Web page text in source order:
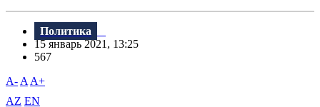
Политика
15 январь 2021, 13:25
567
A- A A+
AZ EN